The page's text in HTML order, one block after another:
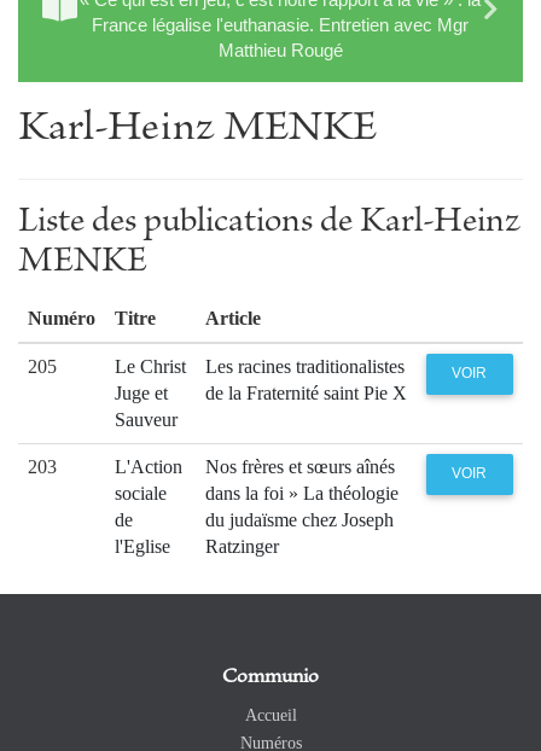
France légalise l'euthanasie. Entretien avec Mgr
Matthieu Rougé
Karl-Heinz MENKE
Liste des publications de Karl-Heinz
MENKE
Numéro Titre Article
205
Le Christ
Juge et
Sauveur
Les racines traditionalistes
de la Fraternité saint Pie X
VOIR
203
L'Action
sociale
de
l'Eglise
Nos frères et sœurs aînés
dans la foi » La théologie
du judaïsme chez Joseph
Ratzinger
VOIR
Communio
Accueil
Numéros